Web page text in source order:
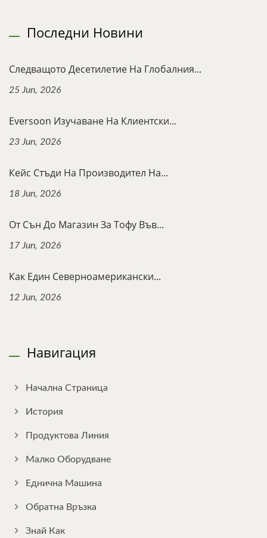
Последни Новини
Следващото Десетилетие На Глобалния...
25 Jun, 2026
Eversoon Изучаване На Клиентски...
23 Jun, 2026
Кейс Стъди На Производител На...
18 Jun, 2026
От Сън До Магазин За Тофу Във...
17 Jun, 2026
Как Един Северноамерикански...
12 Jun, 2026
Навигация
Начална Страница
История
Продуктова Линия
Малко Оборудване
Еднична Машина
Обратна Връзка
Знай Как